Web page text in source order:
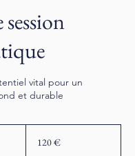
vital pour un
et durable
120 €